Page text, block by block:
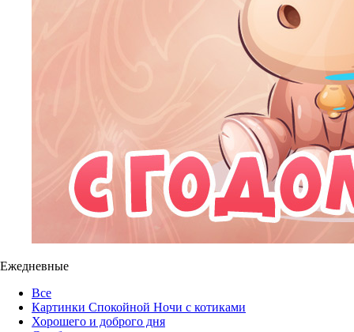
Ежедневные
Все
Картинки Спокойной Ночи с котиками
Хорошего и доброго дня